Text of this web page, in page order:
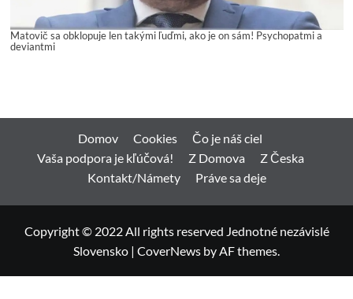
Matovič sa obklopuje len takými ľuďmi, ako je on sám! Psychopatmi a
deviantmi
Domov Cookies
Čo je náš ciel
Vaša podpora je kľúčová!
Z Domova
Z Česka
Kontakt/Námety
Práve sa deje
Copyright © 2022 All rights reserved Jednotné nezávislé
Slovensko | CoverNews by AF themes.